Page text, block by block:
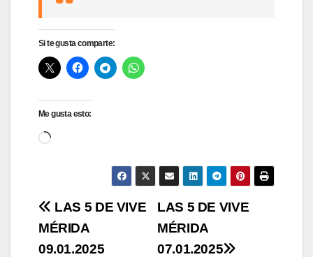
Si te gusta comparte:
Me gusta esto:
Cargando...
Navegación
de
LAS 5 DE VIVE
MÉRIDA
07.01.2025
LAS 5 DE VIVE
MÉRIDA
09.01.2025